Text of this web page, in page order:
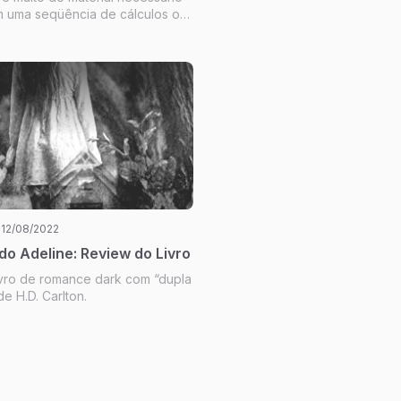
uma seqüência de cálculos ou
em vez de declará-los
12/08/2022
Adeline: Review do Livro
de romance dark com “dupla
H.D. Carlton.